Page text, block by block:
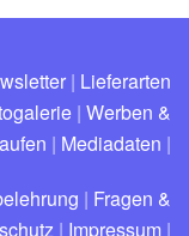
| Lieferarten
| Werben &
| Mediadaten |
| Fragen &
| Impressum |